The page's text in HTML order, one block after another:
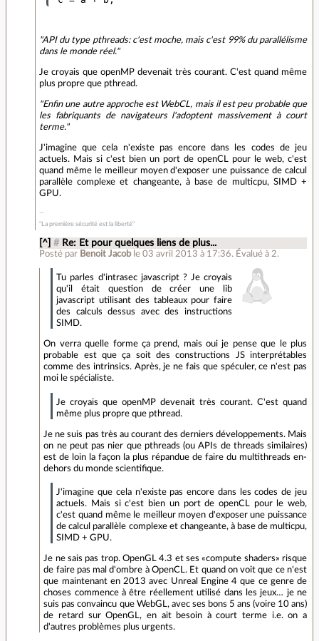
"API du type pthreads: c'est moche, mais c'est 99% du parallélisme
dans le monde réel."
Je croyais que openMP devenait très courant. C'est quand même
plus propre que pthread.
"Enfin une autre approche est WebCL, mais il est peu probable que
les fabriquants de navigateurs l'adoptent massivement à court
terme."
J'imagine que cela n'existe pas encore dans les codes de jeu
actuels. Mais si c'est bien un port de openCL pour le web, c'est
quand même le meilleur moyen d'exposer une puissance de calcul
parallèle complexe et changeante, à base de multicpu, SIMD +
GPU.
"La première sécurité est la liberté"
[^] # Re: Et pour quelques liens de plus...
Posté par Benoit Jacob le 03 avril 2013 à 17:36. Évalué à 2.
Tu parles d'intrasec javascript ? Je croyais
qu'il était question de créer une lib
javascript utilisant des tableaux pour faire
des calculs dessus avec des instructions
SIMD.
On verra quelle forme ça prend, mais oui je pense que le plus
probable est que ça soit des constructions JS interprétables
comme des intrinsics. Après, je ne fais que spéculer, ce n'est pas
moi le spécialiste.
Je croyais que openMP devenait très courant. C'est quand
même plus propre que pthread.
Je ne suis pas très au courant des derniers développements. Mais
on ne peut pas nier que pthreads (ou APIs de threads similaires)
est de loin la façon la plus répandue de faire du multithreads en-
dehors du monde scientifique.
J'imagine que cela n'existe pas encore dans les codes de jeu
actuels. Mais si c'est bien un port de openCL pour le web,
c'est quand même le meilleur moyen d'exposer une puissance
de calcul parallèle complexe et changeante, à base de multicpu,
SIMD + GPU.
Je ne sais pas trop. OpenGL 4.3 et ses «compute shaders» risque
de faire pas mal d'ombre à OpenCL. Et quand on voit que ce n'est
que maintenant en 2013 avec Unreal Engine 4 que ce genre de
choses commence à être réellement utilisé dans les jeux… je ne
suis pas convaincu que WebGL, avec ses bons 5 ans (voire 10 ans)
de retard sur OpenGL, en ait besoin à court terme i.e. on a
d'autres problèmes plus urgents.